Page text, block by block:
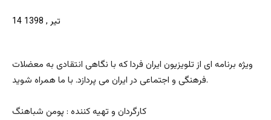
14 تیر , 1398
ویژه برنامه ای از تلویزیون ایران فردا که با نگاهی انتقادی به معضلات
فرهنگی و اجتماعی در ایران می پردازد. با ما همراه شوید.
کارگردان و تهیه کننده : پومن شباهنگ